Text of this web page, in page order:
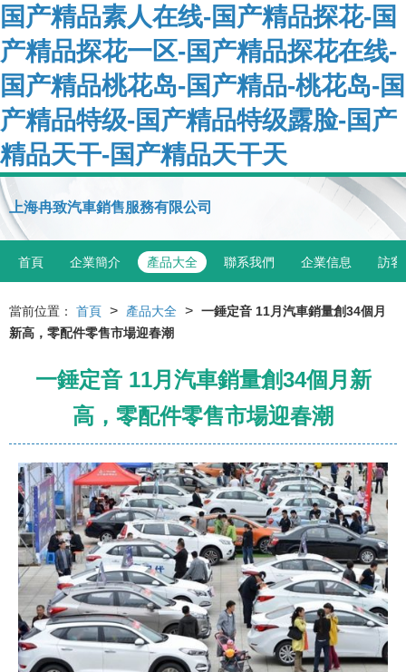
国产精品素人在线-国产精品探花-国
产精品探花一区-国产精品探花在线-
国产精品桃花岛-国产精品-桃花岛-国
产精品特级-国产精品特级露脸-国产
精品天干-国产精品天干天
上海冉致汽車銷售服務有限公司
首頁 企業簡介 產品大全 聯系我們 企業信息 訪客
當前位置： 首頁 > 產品大全 > 一錘定音 11月汽車銷量創34個月
新高，零配件零售市場迎春潮
一錘定音 11月汽車銷量創34個月新
高，零配件零售市場迎春潮